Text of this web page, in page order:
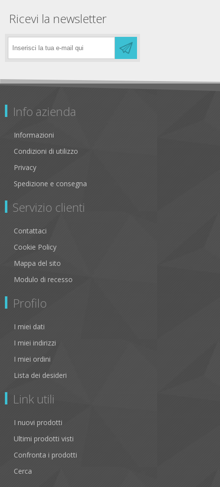
Ricevi la newsletter
Info azienda
Informazioni
Condizioni di utilizzo
Privacy
Spedizione e consegna
Servizio clienti
Contattaci
Cookie Policy
Mappa del sito
Modulo di recesso
Profilo
I miei dati
I miei indirizzi
I miei ordini
Lista dei desideri
Link utili
I nuovi prodotti
Ultimi prodotti visti
Confronta i prodotti
Cerca